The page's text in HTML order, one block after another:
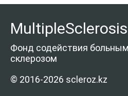
MultipleSclerosis
Фонд содействия
склерозом
© 2016-2026 scleroz.kz